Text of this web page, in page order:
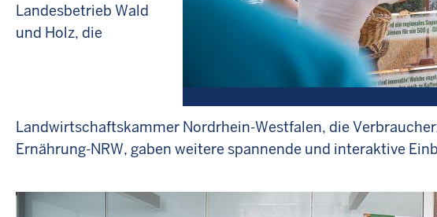
Landesbetrieb Wald
und Holz, die
Landwirtschaftskammer Nordrhein-Westfalen, die
Ernährung-NRW, gaben weitere spannende und interaktive